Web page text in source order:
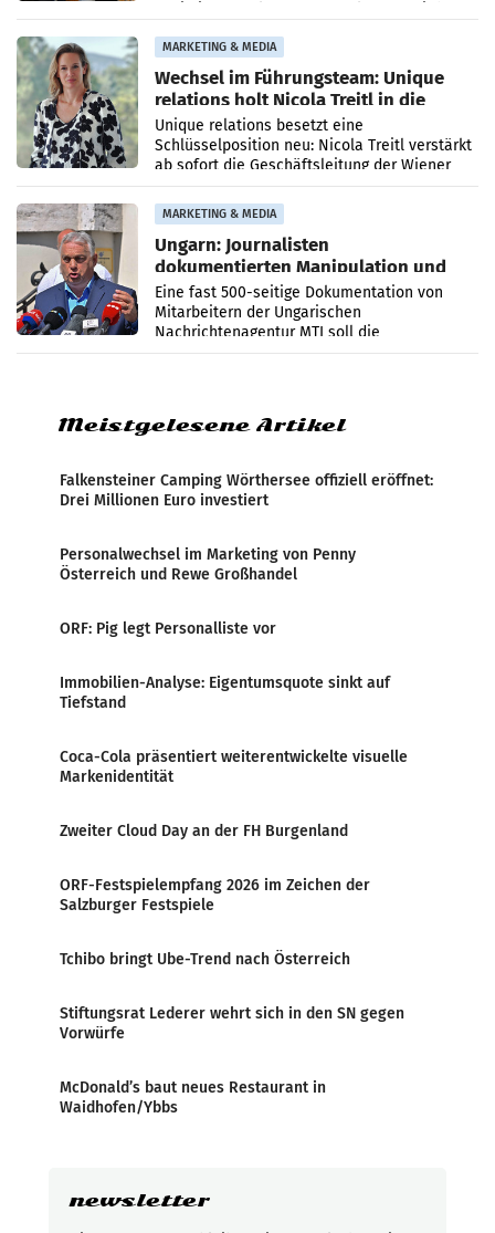
MARKETING & MEDIA
Wechsel im Führungsteam: Unique
relations holt Nicola Treitl in die
Geschäftsleitung
Unique relations besetzt eine
Schlüsselposition neu: Nicola Treitl verstärkt
ab sofort die Geschäftsleitung der Wiener
PR-Agentur an der Seite von Josef Kalina und
Anna Kalina-Mahr.
MARKETING & MEDIA
Ungarn: Journalisten
dokumentierten Manipulation und
Zensur
Eine fast 500-seitige Dokumentation von
Mitarbeitern der Ungarischen
Nachrichtenagentur MTI soll die
systematische Nachrichten-Manipulation und
Meistgelesene Artikel
Falkensteiner Camping Wörthersee offiziell eröffnet:
Drei Millionen Euro investiert
Personalwechsel im Marketing von Penny
Österreich und Rewe Großhandel
ORF: Pig legt Personalliste vor
Immobilien-Analyse: Eigentumsquote sinkt auf
Tiefstand
Coca-Cola präsentiert weiterentwickelte visuelle
Markenidentität
Zweiter Cloud Day an der FH Burgenland
ORF-Festspielempfang 2026 im Zeichen der
Salzburger Festspiele
Tchibo bringt Ube-Trend nach Österreich
Stiftungsrat Lederer wehrt sich in den SN gegen
Vorwürfe
McDonald’s baut neues Restaurant in
Waidhofen/Ybbs
newsletter